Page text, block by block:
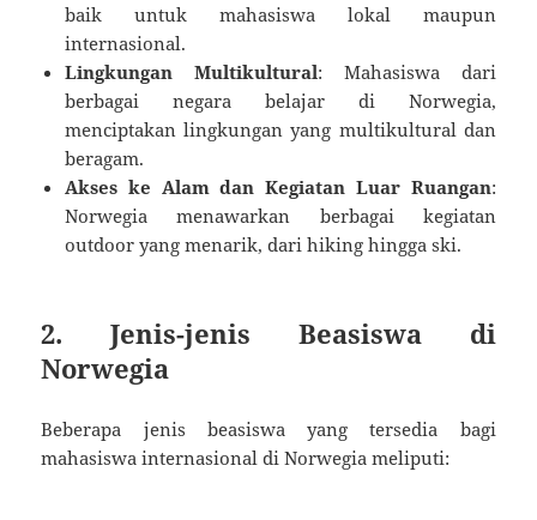
baik untuk mahasiswa lokal maupun
internasional.
Lingkungan Multikultural: Mahasiswa dari
berbagai negara belajar di Norwegia,
menciptakan lingkungan yang multikultural dan
beragam.
Akses ke Alam dan Kegiatan Luar Ruangan:
Norwegia menawarkan berbagai kegiatan
outdoor yang menarik, dari hiking hingga ski.
2. Jenis-jenis Beasiswa di
Norwegia
Beberapa jenis beasiswa yang tersedia bagi
mahasiswa internasional di Norwegia meliputi: